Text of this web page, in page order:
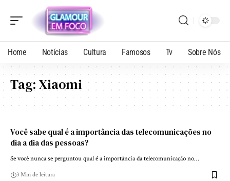
Home Notícias Cultura Famosos Tv Sobre Nós
Tag:Xiaomi
Você sabe qual é a importância das telecomunicações no
dia a dia das pessoas?
Se você nunca se perguntou qual é a importância da telecomunicação no…
3 Min de leitura